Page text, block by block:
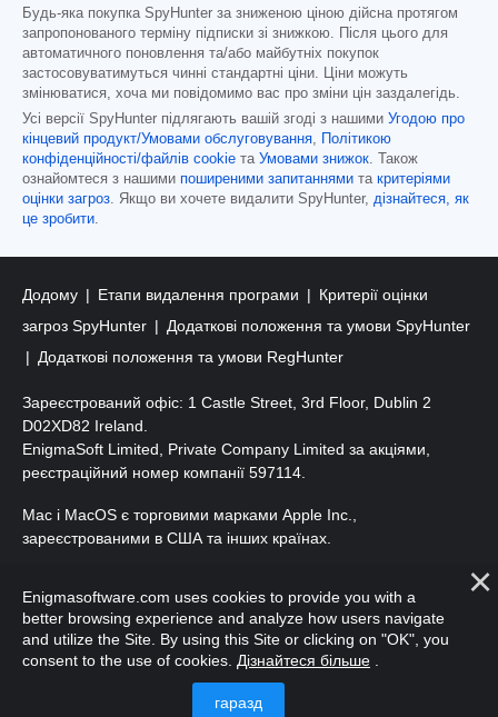
Будь-яка покупка SpyHunter за зниженою ціною дійсна протягом
запропонованого терміну підписки зі знижкою. Після цього для
автоматичного поновлення та/або майбутніх покупок
застосовуватимуться чинні стандартні ціни. Ціни можуть
змінюватися, хоча ми повідомимо вас про зміни цін заздалегідь.
Усі версії SpyHunter підлягають вашій згоді з нашими Угодою про
кінцевий продукт/Умовами обслуговування,
Політикою
конфіденційності/файлів cookie та Умовами знижок. Також
ознайомтеся з нашими поширеними запитаннями та критеріями
оцінки загроз. Якщо ви хочете видалити SpyHunter, дізнайтеся, як
це зробити.
Додому Етапи видалення програми
Критерії оцінки
загроз SpyHunter
Додаткові положення та умови SpyHunter
Додаткові положення та умови RegHunter
Зареєстрований офіс: 1 Castle Street, 3rd Floor, Dublin 2
D02XD82 Ireland.
EnigmaSoft Limited, Private Company Limited за акціями,
реєстраційний номер компанії 597114.
Mac і MacOS є торговими марками Apple Inc.,
зареєстрованими в США та інших країнах.
захищено.
Enigmasoftware.com uses cookies to provide you with a
better browsing experience and analyze how users navigate
and utilize the Site. By using this Site or clicking on "OK", you
consent to the use of cookies. Дізнайтеся більше